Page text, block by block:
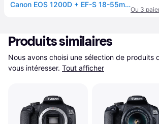
Canon EOS 1200D + EF-S 18-55mm f/3,5-5,6
Ou 3
Produits similaires
Nous avons choisi une sélection de produits
vous intéresser. Tout afficher